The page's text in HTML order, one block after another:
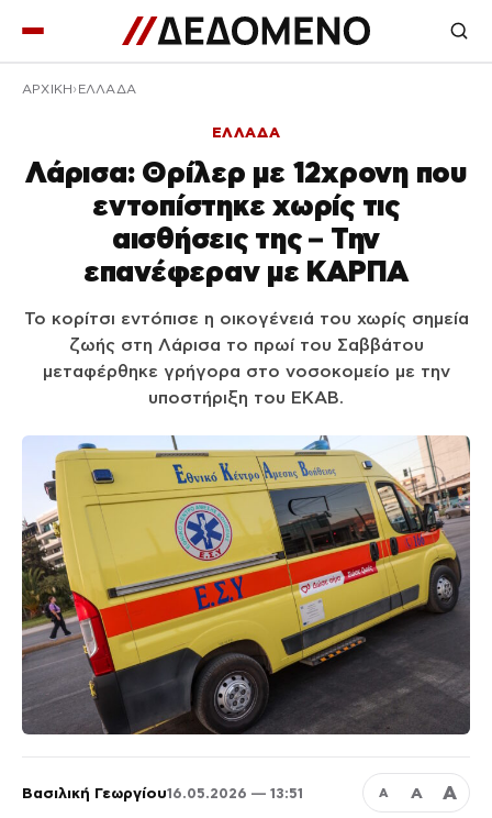
ΑΡΧΙΚΉ ΕΛΛΑΔΑ
ΕΛΛΑΔΑ
Λάρισα: Θρίλερ με 12χρονη που
εντοπίστηκε χωρίς τις
αισθήσεις της – Την
επανέφεραν με ΚΑΡΠΑ
Το κορίτσι εντόπισε η οικογένειά του χωρίς σημεία
ζωής στη Λάρισα το πρωί του Σαββάτου
μεταφέρθηκε γρήγορα στο νοσοκομείο με την
υποστήριξη του ΕΚΑΒ.
Βασιλική Γεωργίου16.05.2026 — 13:51 Α Α Α